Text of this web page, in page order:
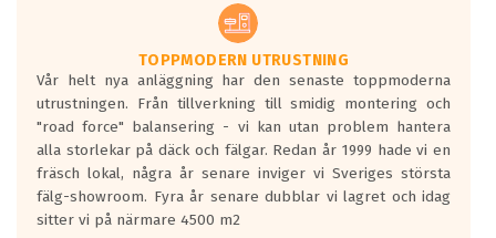
TOPPMODERN UTRUSTNING
Vår helt nya anläggning har den senaste toppmoderna
utrustningen. Från tillverkning till smidig montering och
"road force" balansering - vi kan utan problem hantera
alla storlekar på däck och fälgar. Redan år 1999 hade vi en
fräsch lokal, några år senare inviger vi Sveriges största
fälg-showroom. Fyra år senare dubblar vi lagret och idag
sitter vi på närmare 4500 m2